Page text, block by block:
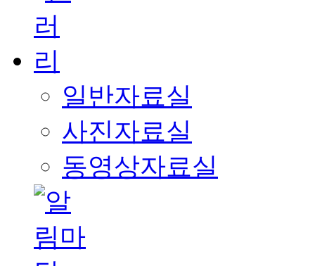
일반자료실
사진자료실
동영상자료실